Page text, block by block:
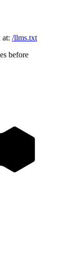
at: /llms.txt
before